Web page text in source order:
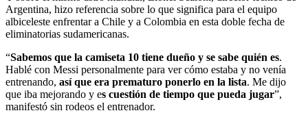
Argentina, hizo referencia sobre lo que significa para el equipo
albiceleste enfrentar a Chile y a Colombia en esta doble fecha de
eliminatorias sudamericanas.
“Sabemos que la camiseta 10 tiene dueño y se sabe quién es.
Hablé con Messi personalmente para ver cómo estaba y no venía
entrenando, así que era prematuro ponerlo en la lista. Me dijo
que iba mejorando y es cuestión de tiempo que pueda jugar”,
manifestó sin rodeos el entrenador.